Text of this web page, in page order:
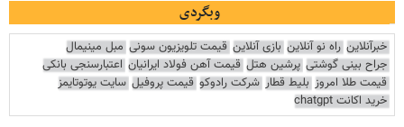
وبگردی
خبرآنلاین راه نو آنلاین بازی آنلاین قیمت تلویزیون سونی مبل مینیمال
جراح بینی گوشتی پرشین هتل قیمت آهن فولاد ایرانیان اعتبارسنجی بانکی
قیمت طلا امروز بلیط قطار شرکت رادوکو قیمت پروفیل سایت یوتوتایمز
خرید اکانت chatgpt